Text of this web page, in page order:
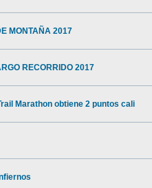
MONTAÑA 2017
RECORRIDO 2017
Marathon obtiene 2 puntos cali